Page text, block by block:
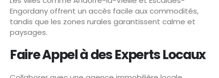
Engordany offrent un accès facile aux commodités,
tandis que les zones rurales garantissent calme et
paysages.
Faire Appel à des Experts Locaux